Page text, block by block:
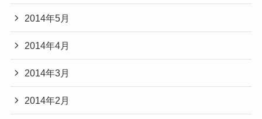
2014年5月
2014年4月
2014年3月
2014年2月